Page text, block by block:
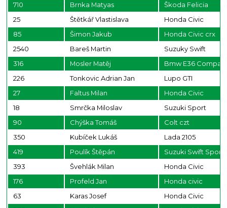
710
Brnka Matyas
Škoda Felicia
25
Štětkář Vlastislava
Honda Civic
85
Šimon Jakub
Honda Civic crx
2540
Bareš Martin
Suzuky Swift
316
Mosler Matěj
Bmw E36
226
Tonkovic Adrian Jan
Lupo GTI
27
Faltus Milan
Honda Civic
18
Smrčka Miloslav
Suzuki Sport
90
Chýška Tomáš
Colt czt
350
Kubíček Lukáš
Lada 2105
419
Poulík Štěpán
Suzuki Swift Sport
393
Švehlák Milan
Honda Civic
176
Profeld Jan
Honda civic
63
Karas Josef
Honda Civic